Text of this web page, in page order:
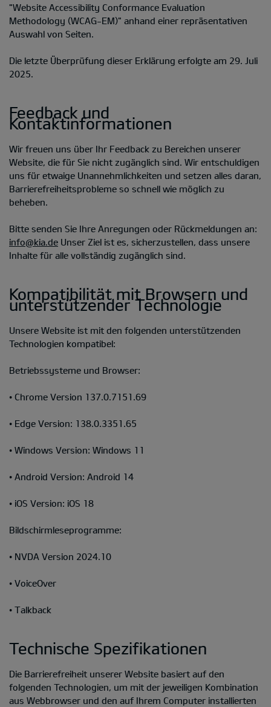
"Website Accessibility Conformance Evaluation
Methodology (WCAG-EM)" anhand einer repräsentativen
Auswahl von Seiten.
Die letzte Überprüfung dieser Erklärung erfolgte am 29. Juli
2025.
Feedback und
Kontaktinformationen
Wir freuen uns über Ihr Feedback zu Bereichen unserer
Website, die für Sie nicht zugänglich sind. Wir entschuldigen
uns für etwaige Unannehmlichkeiten und setzen alles daran,
Barrierefreiheitsprobleme so schnell wie möglich zu
beheben.
Bitte senden Sie Ihre Anregungen oder Rückmeldungen an:
info@kia.de Unser Ziel ist es, sicherzustellen, dass unsere
Inhalte für alle vollständig zugänglich sind.
Kompatibilität mit Browsern und
unterstützender Technologie
Unsere Website ist mit den folgenden unterstützenden
Technologien kompatibel:
Betriebssysteme und Browser:
• Chrome Version 137.0.7151.69
• Edge Version: 138.0.3351.65
• Windows Version: Windows 11
• Android Version: Android 14
• iOS Version: iOS 18
Bildschirmleseprogramme:
• NVDA Version 2024.10
• VoiceOver
• Talkback
Technische Spezifikationen
Die Barrierefreiheit unserer Website basiert auf den
folgenden Technologien, um mit der jeweiligen Kombination
aus Webbrowser und den auf Ihrem Computer installierten